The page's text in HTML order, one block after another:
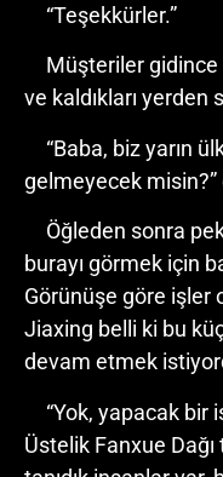
“Teşekkürler.”
Müşteriler
ve kaldıkları
“Baba, biz yarın
gelmeyecek
Öğleden sonra
burayı görmek için
Görünüşe göre işler
Jiaxing belli ki bu
devam etmek
“Yok, yapacak bir
Üstelik Fanxue